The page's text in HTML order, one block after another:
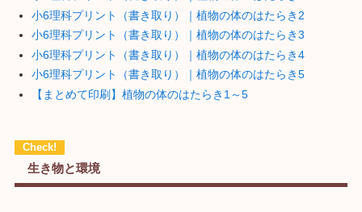
小6理科プリント（書き取り）｜植物の体のはたらき2
小6理科プリント（書き取り）｜植物の体のはたらき3
小6理科プリント（書き取り）｜植物の体のはたらき4
小6理科プリント（書き取り）｜植物の体のはたらき5
【まとめて印刷】植物の体のはたらき1～5
生き物と環境